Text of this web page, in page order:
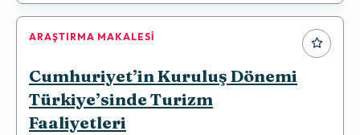
ARAŞTIRMA MAKALESI
Cumhuriyet’in Kuruluş Dönemi
Türkiye’sinde Turizm
Faaliyetleri